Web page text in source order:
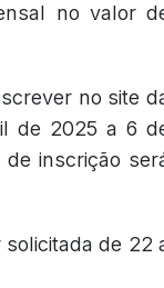
no valor
no site
de 2025 a 6
inscrição
de 22